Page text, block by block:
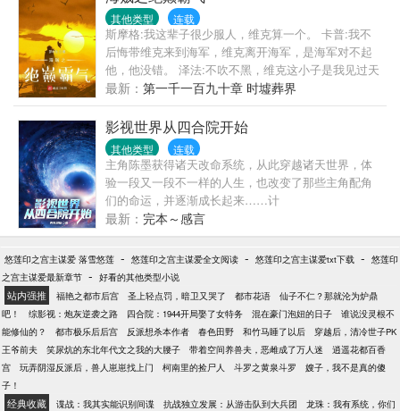
吃新鲜蔬菜，天然瓜果？手撕贱男女，拳打背刺人，
黑心邻居便宜亲戚统统干翻！全程飒爽有仇必报……
从零开始，成为末日最强。
其他类型 连载
斯摩格:我这辈子很少服人，维克算一个。 卡普:我不
后悔带维克来到海军，维克离开海军，是海军对不起
他，他没错。 泽法:不吹不黑，维克这小子是我见过天
赋最好的年轻人了，可惜了 米霍克:我不知道维克是怎
么修行的，年纪比我还小，剑道修为不弱于我，还有
那么强的恶魔果实能力，我不如他。 凯多:唯有霸气才
能凌驾于一切，是维克教给我的至理。 红发:维克的霸
王色已经青出于蓝了。 草帽:维克，我从拉夫德鲁回来
了，我知道了真相…… 维克:战争要开始了……
最新： 第一千一百九十章 时墟葬界
影视世界从四合院开始
其他类型 连载
主角陈墨获得诸天改命系统，从此穿越诸天世界，体
验一段又一段不一样的人生，也改变了那些主角配角
们的命运，并逐渐成长起来……计
划、、、、、、、、、、、等等。前中期以都市、年
代、古装历史为主，尽量不加入仙侠神话。欢迎在最
新章节评论区提供影视剧，只要热门有话题度，都可
以考虑加上……已完结：正在写：
最新： 完本～感言
悠莲印之宫主谋爱 落雪悠莲 - 悠莲印之宫主谋爱全文阅读 - 悠莲印之宫主谋爱txt下载 - 悠莲印
之宫主谋爱最新章节 - 好看的其他类型小说
站内强推 福艳之都市后宫 圣上轻点罚，暗卫又哭了 都市花语
仙子不仁？那就沦为炉鼎
吧！
综影视：炮灰逆袭之路 四合院：1944开局娶了女特务 混在豪门泡妞的日子
谁说没灵根不
能修仙的？
都市极乐后后宫 反派想杀本作者 春色田野 和竹马睡了以后
穿越后，清冷世子PK
王爷前夫
笑尿炕的东北年代文之我的大腰子 带着空间养兽夫，恶雌成了万人迷
逍遥花都百香
宫
玩弄阴湿反派后，兽人崽崽找上门 柯南里的捡尸人 斗罗之黄泉斗罗
嫂子，我不是真的傻
子！
经典收藏 谍战：我其实能识别间谍 抗战独立发展：从游击队到大兵团
龙珠：我有系统，你们